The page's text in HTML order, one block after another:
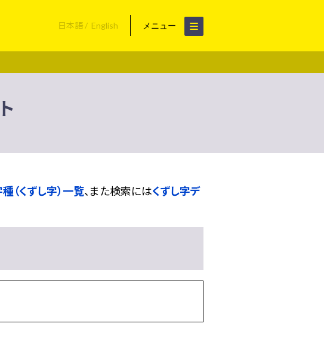
日本語 English メニュー
（くずし字）一覧、また検索にはくずし字デ